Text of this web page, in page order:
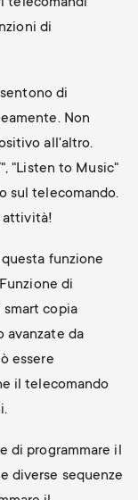
di
di
Non
all'altro.
"Listen to Music"
sul telecomando.
attività!
funzione
di
copia
avanzate da
essere
il telecomando
di programmare il
diverse sequenze